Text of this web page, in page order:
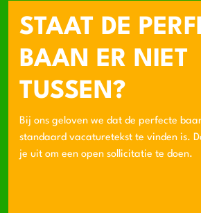
STAAT DE
BAAN ER NIET
TUSSEN?
Bij ons geloven we dat de perfecte
standaard vacaturetekst te vinden is.
je uit om een open sollicitatie te doen.